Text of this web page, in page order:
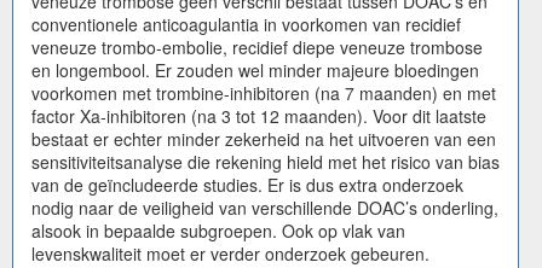
conventionele anticoagulantia in voorkomen van recidief
veneuze trombo-embolie, recidief diepe veneuze trombose
en longembool. Er zouden wel minder majeure bloedingen
voorkomen met trombine-inhibitoren (na 7 maanden) en met
factor Xa-inhibitoren (na 3 tot 12 maanden). Voor dit laatste
bestaat er echter minder zekerheid na het uitvoeren van een
sensitiviteitsanalyse die rekening hield met het risico van bias
van de geïncludeerde studies. Er is dus extra onderzoek
nodig naar de veiligheid van verschillende DOAC’s onderling,
alsook in bepaalde subgroepen. Ook op vlak van
levenskwaliteit moet er verder onderzoek gebeuren.